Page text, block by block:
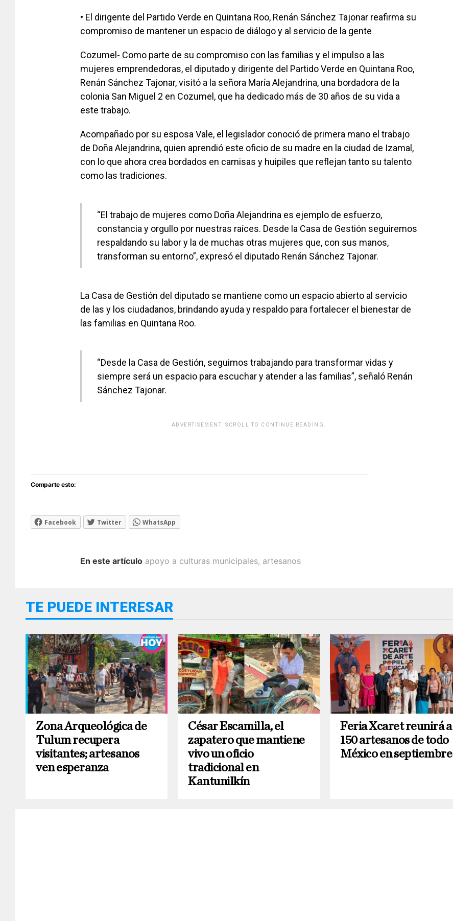
• El dirigente del Partido Verde en Quintana Roo, Renán Sánchez Tajonar reafirma su
compromiso de mantener un espacio de diálogo y al servicio de la gente
Cozumel- Como parte de su compromiso con las familias y el impulso a las
mujeres emprendedoras, el diputado y dirigente del Partido Verde en Quintana Roo,
Renán Sánchez Tajonar, visitó a la señora María Alejandrina, una bordadora de la
colonia San Miguel 2 en Cozumel, que ha dedicado más de 30 años de su vida a
este trabajo.
Acompañado por su esposa Vale, el legislador conoció de primera mano el trabajo
de Doña Alejandrina, quien aprendió este oficio de su madre en la ciudad de Izamal,
con lo que ahora crea bordados en camisas y huipiles que reflejan tanto su talento
como las tradiciones.
“El trabajo de mujeres como Doña Alejandrina es ejemplo de esfuerzo,
constancia y orgullo por nuestras raíces. Desde la Casa de Gestión seguiremos
respaldando su labor y la de muchas otras mujeres que, con sus manos,
transforman su entorno”, expresó el diputado Renán Sánchez Tajonar.
La Casa de Gestión del diputado se mantiene como un espacio abierto al servicio
de las y los ciudadanos, brindando ayuda y respaldo para fortalecer el bienestar de
las familias en Quintana Roo.
“Desde la Casa de Gestión, seguimos trabajando para transformar vidas y
siempre será un espacio para escuchar y atender a las familias”, señaló Renán
Sánchez Tajonar.
ADVERTISEMENT. SCROLL TO CONTINUE READING.
Comparte esto:
Facebook Twitter WhatsApp
En este artículo apoyo a culturas municipales, artesanos
TE PUEDE INTERESAR
Zona Arqueológica de
Tulum recupera
visitantes; artesanos
ven esperanza
César Escamilla, el
zapatero que mantiene
vivo un oficio
tradicional en
Kantunilkín
Feria Xcaret reunirá a
150 artesanos de todo
México en septiembre